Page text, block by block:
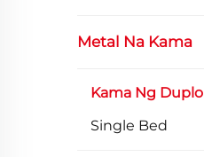
Metal Na Kama
Kama Ng Duplo
Single Bed